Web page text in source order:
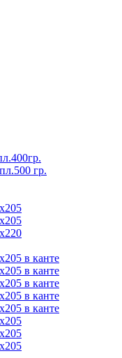
гр.
в канте
в канте
в канте
в канте
в канте